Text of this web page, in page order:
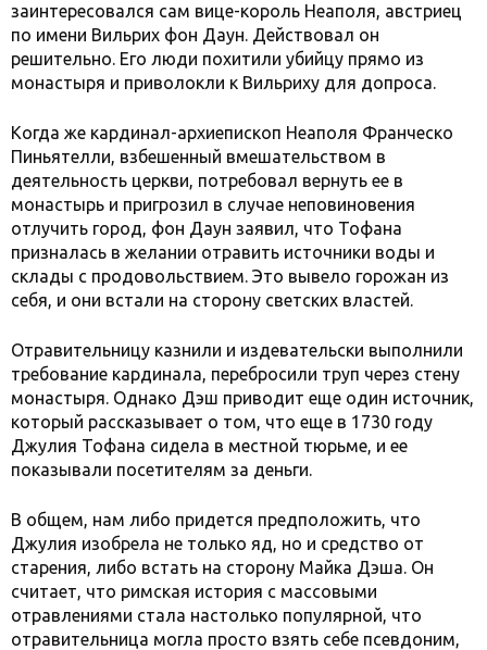
заинтересовался сам вице-король Неаполя, австриец
по имени Вильрих фон Даун. Действовал он
решительно. Его люди похитили убийцу прямо из
монастыря и приволокли к Вильриху для допроса.
Когда же кардинал-архиепископ Неаполя Франческо
Пиньятелли, взбешенный вмешательством в
деятельность церкви, потребовал вернуть ее в
монастырь и пригрозил в случае неповиновения
отлучить город, фон Даун заявил, что Тофана
призналась в желании отравить источники воды и
склады с продовольствием. Это вывело горожан из
себя, и они встали на сторону светских властей.
Отравительницу казнили и издевательски выполнили
требование кардинала, перебросили труп через стену
монастыря. Однако Дэш приводит еще один источник,
который рассказывает о том, что еще в 1730 году
Джулия Тофана сидела в местной тюрьме, и ее
показывали посетителям за деньги.
В общем, нам либо придется предположить, что
Джулия изобрела не только яд, но и средство от
старения, либо встать на сторону Майка Дэша. Он
считает, что римская история с массовыми
отравлениями стала настолько популярной, что
отравительница могла просто взять себе псевдоним,